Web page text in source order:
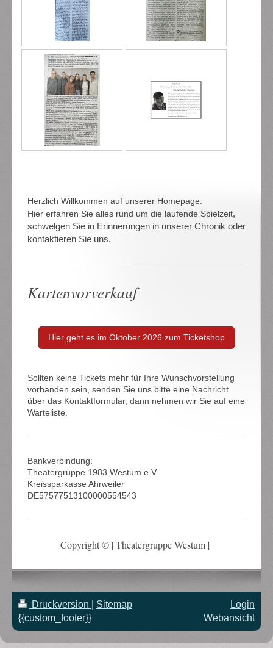
Herzlich Willkommen auf unserer Homepage.
Hier erfahren Sie alles rund um die laufende Spielzeit,
schwelgen Sie in Erinnerungen in unserer Chronik oder
kontaktieren Sie uns.
Kartenvorverkauf
Hier geht es im Oktober 2026 zum Ticketshop
Sollten keine Tickets mehr für Ihre Wunschvorstellung
vorhanden sein, senden Sie uns bitte eine Nachricht
über das Kontaktformular, dann nehmen wir Sie auf eine
Warteliste.
Bankverbindung:
Theatergruppe 1983 Westum e.V.
Kreissparkasse Ahrweiler
DE57577513100000554543
Copyright © | Theatergruppe Westum |
Druckversion
Sitemap
{{custom_footer}}
Login
Webansicht